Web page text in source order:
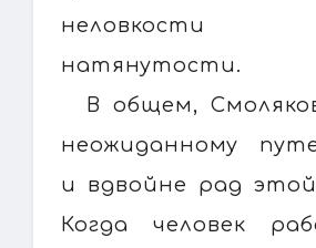
натянутости.
В общем,
неожиданному
и вдвойне рад
Когда человек